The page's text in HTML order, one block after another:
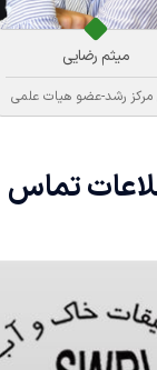
میثم رضایی
رشد-عضو هیات علمی
تماس